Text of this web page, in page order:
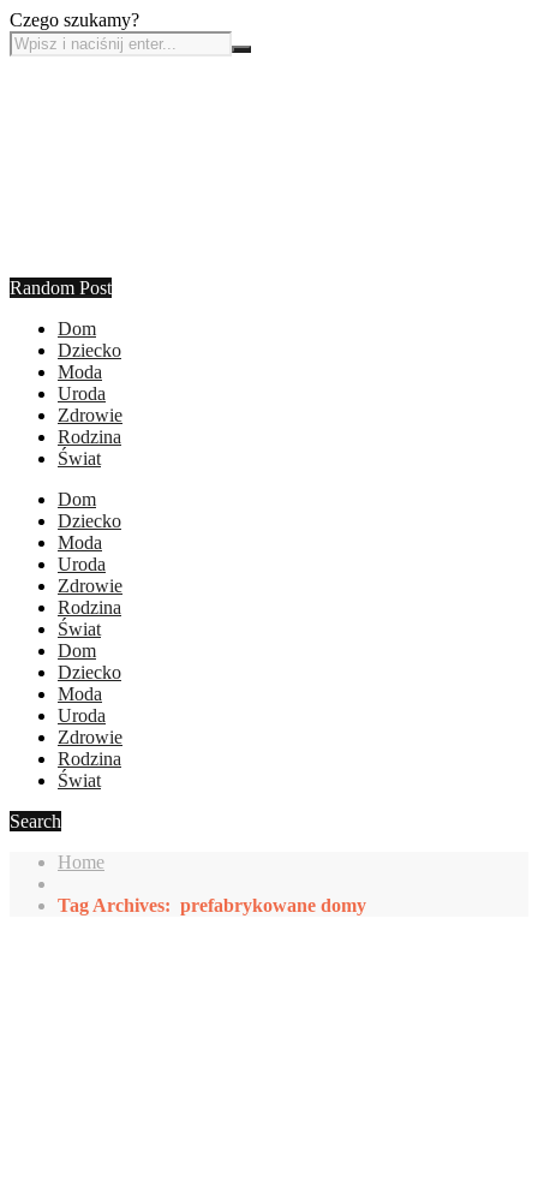
Czego szukamy?
Random Post
Dom
Dziecko
Moda
Uroda
Zdrowie
Rodzina
Świat
Dom
Dziecko
Moda
Uroda
Zdrowie
Rodzina
Świat
Dom
Dziecko
Moda
Uroda
Zdrowie
Rodzina
Świat
Search
Home
Tag Archives: prefabrykowane domy